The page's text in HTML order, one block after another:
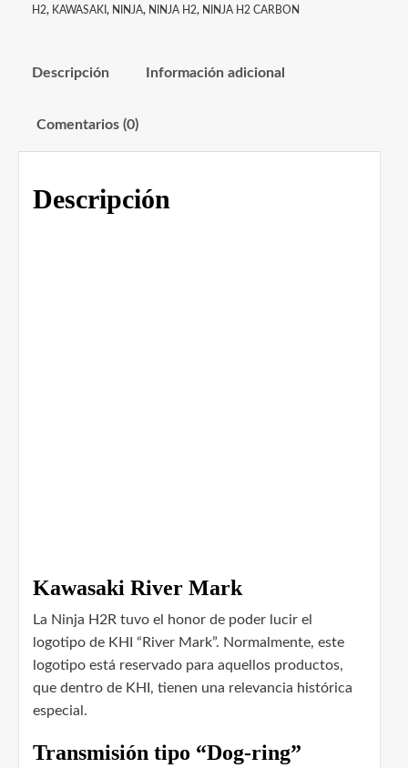
H2, KAWASAKI , NINJA, NINJA H2, NINJA H2 CARBON
Descripción Información adicional
Comentarios (0)
Descripción
Kawasaki River Mark
La Ninja H2R tuvo el honor de poder lucir el
logotipo de KHI “River Mark”. Normalmente, este
logotipo está reservado para aquellos productos,
que dentro de KHI, tienen una relevancia histórica
especial.
Transmisión tipo “Dog-ring”